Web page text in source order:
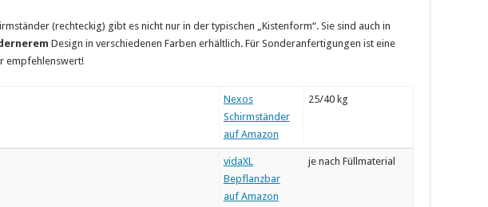
(rechteckig) gibt es nicht nur in der typischen „Kistenform“. Sie sind auch in
Design in verschiedenen Farben erhältlich. Für Sonderanfertigungen ist eine
empfehlenswert!
Nexos
Schirmständer
auf Amazon
25/40 kg
vidaXL
Bepflanzbar
auf Amazon
je nach Füllmaterial